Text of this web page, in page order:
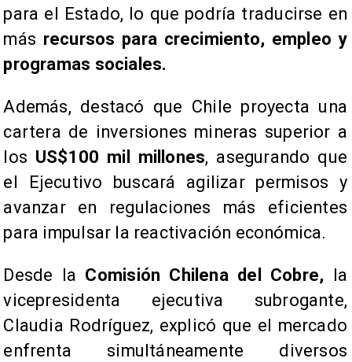
para el Estado, lo que podría traducirse en
más recursos para crecimiento, empleo y
programas sociales.
Además, destacó que Chile proyecta una
cartera de inversiones mineras superior a
los US$100 mil millones, asegurando que
el Ejecutivo buscará agilizar permisos y
avanzar en regulaciones más eficientes
para impulsar la reactivación económica.
Desde la Comisión Chilena del Cobre, la
vicepresidenta ejecutiva subrogante,
Claudia Rodríguez, explicó que el mercado
enfrenta simultáneamente diversos